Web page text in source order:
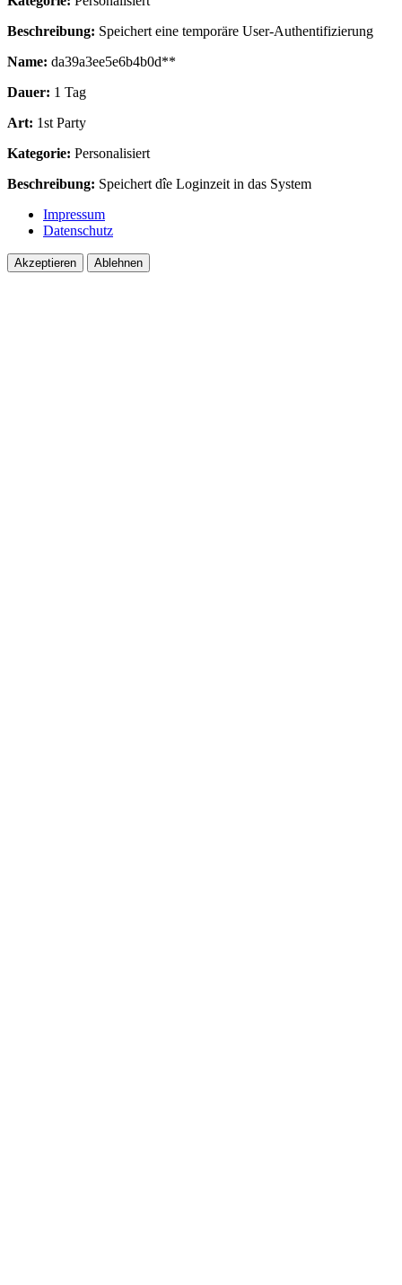
Beschreibung: Speichert eine temporäre User-Authentifizierung
Name: da39a3ee5e6b4b0d**
Dauer: 1 Tag
Art: 1st Party
Kategorie: Personalisiert
Beschreibung: Speichert dîe Loginzeit in das System
Impressum
Datenschutz
Akzeptieren Ablehnen